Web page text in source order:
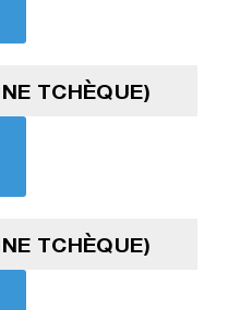
TCHÈQUE)
TCHÈQUE)